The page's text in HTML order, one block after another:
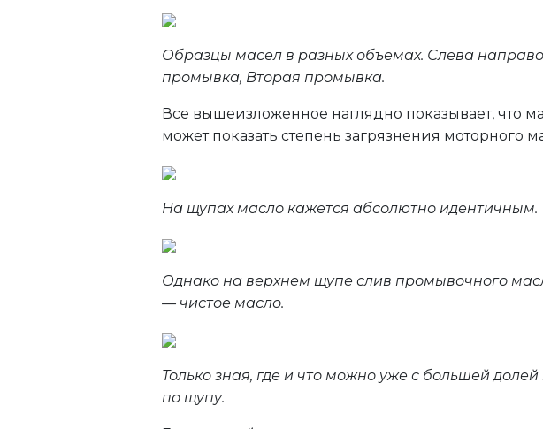
Образцы масел в разных объемах. Слева
промывка, Вторая промывка.
Все вышеизложенное наглядно показывает, что
может показать степень загрязнения моторного
На щупах масло кажется абсолютно идентичным.
Однако на верхнем щупе слив промывочного
— чистое масло.
Только зная, где и что можно уже с большей
по щупу.